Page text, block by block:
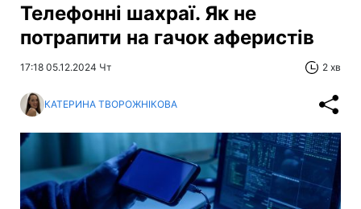
Телефонні шахраї. Як не
потрапити на гачок аферистів
17:18 05.12.2024 Чт 2 хв
КАТЕРИНА ТВОРОЖНІКОВА